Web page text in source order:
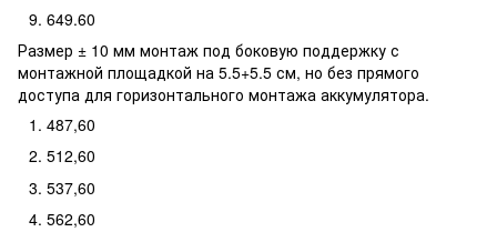
649.60
Размер ± 10 мм монтаж под боковую поддержку с
монтажной площадкой на 5.5+5.5 см, но без прямого
доступа для горизонтального монтажа аккумулятора.
487,60
512,60
537,60
562,60